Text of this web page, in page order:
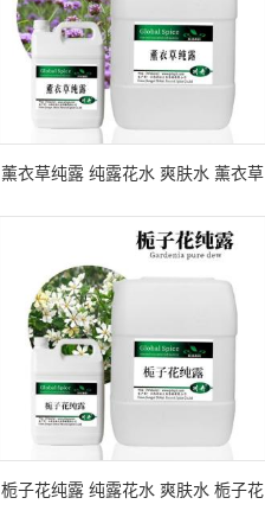
薰衣草纯露 纯露花水 爽肤水 薰衣草
栀子花纯露 纯露花水 爽肤水 栀子花